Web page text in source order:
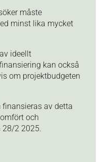
måste
minst lika mycket
ideellt
kan också
om projektbudgeten
finansieras av detta
och
28/2 2025.